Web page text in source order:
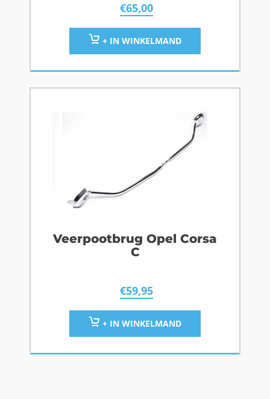
€65,00
+ IN WINKELMAND
Veerpootbrug Opel Corsa
C
€59,95
+ IN WINKELMAND